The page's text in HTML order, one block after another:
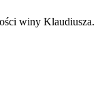
winy Klaudiusza.